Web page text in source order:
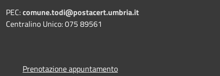
PEC:comune.todi@postacert.umbria.it
Centralino Unico: 075 89561
Prenotazione appuntamento